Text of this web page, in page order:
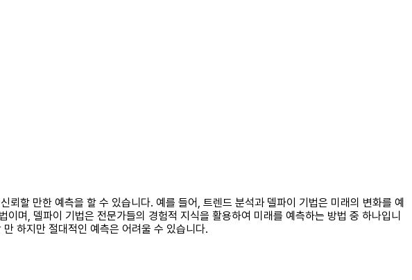
할 만한 예측을 할 수 있습니다. 예를 들어, 트렌드 분석과 델파이 기법은 미래의 변화를 예
며, 델파이 기법은 전문가들의 경험적 지식을 활용하여 미래를 예측하는 방법 중 하나입니
하지만 절대적인 예측은 어려울 수 있습니다.